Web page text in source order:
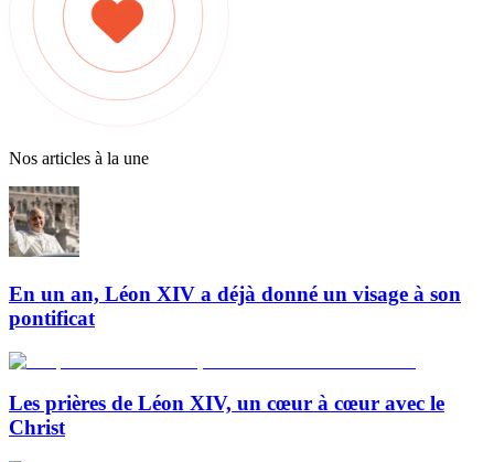
Nos articles à la une
En un an, Léon XIV a déjà donné un visage à son
pontificat
Les prières de Léon XIV, un cœur à cœur avec le
Christ